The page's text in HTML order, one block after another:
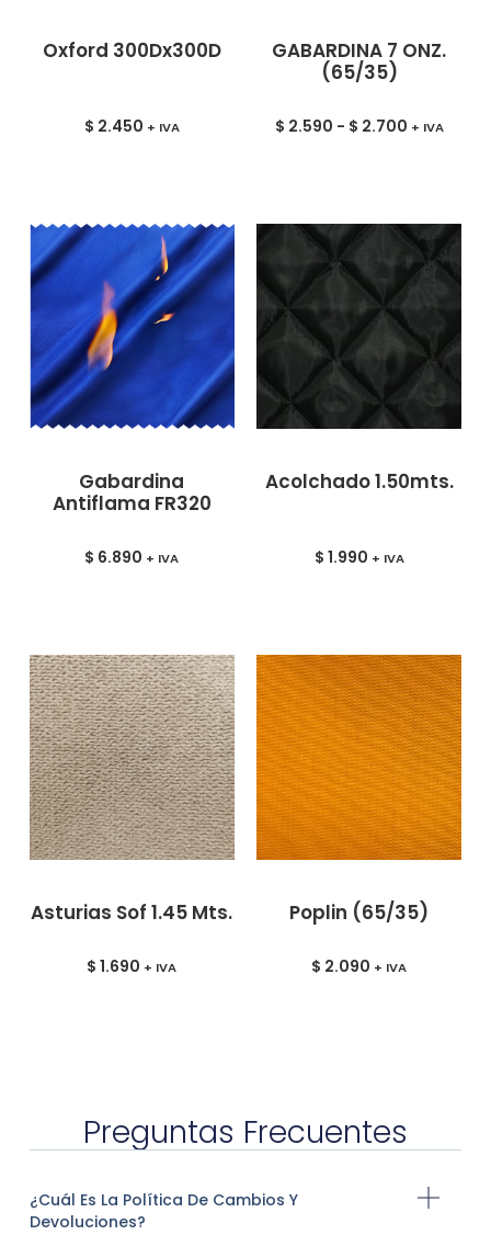
Oxford 300Dx300D
$ 2.450 + IVA
GABARDINA 7 ONZ.
(65/35)
$ 2.590 - $ 2.700 + IVA
Gabardina
Antiflama FR320
$ 6.890 + IVA
Acolchado 1.50mts.
$ 1.990 + IVA
Asturias Sof 1.45 Mts.
$ 1.690 + IVA
Poplin (65/35)
$ 2.090 + IVA
Preguntas Frecuentes
¿Cuál Es La Política De Cambios Y
Devoluciones?